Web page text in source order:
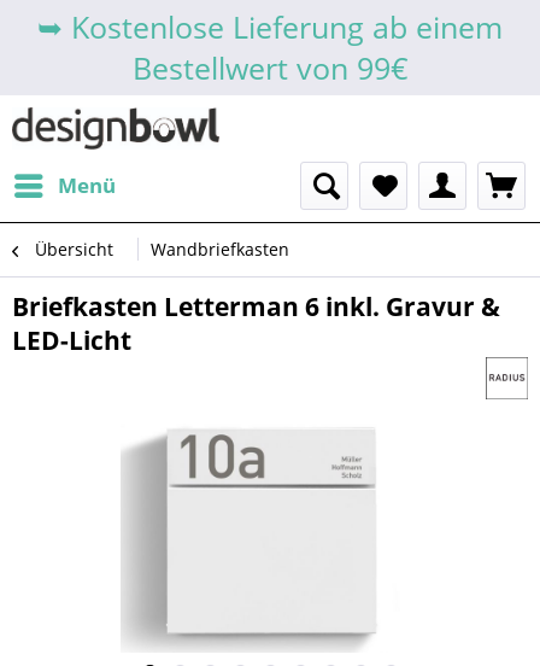
➥ Kostenlose Lieferung ab einem
Bestellwert von 99€
Menü
Übersicht Wandbriefkasten
Briefkasten Letterman 6 inkl. Gravur &
LED-Licht